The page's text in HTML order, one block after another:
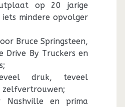
op 20 jarige
mindere opvolger
Bruce Springsteen,
Drive By Truckers en
druk, teveel
zelfvertrouwen;
Nashville en prima